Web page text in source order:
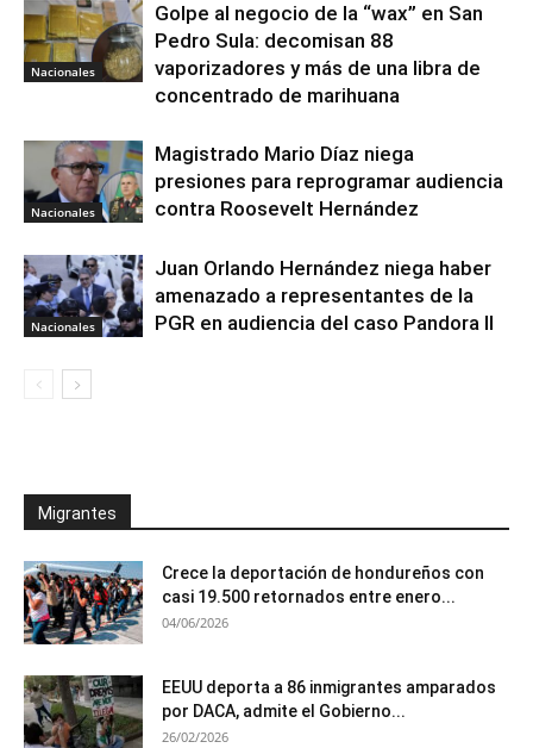
Nacionales
Golpe al negocio de la “wax” en San
Pedro Sula: decomisan 88
vaporizadores y más de una libra de
concentrado de marihuana
Nacionales
Magistrado Mario Díaz niega
presiones para reprogramar audiencia
contra Roosevelt Hernández
Nacionales
Juan Orlando Hernández niega haber
amenazado a representantes de la
PGR en audiencia del caso Pandora II
Migrantes
Crece la deportación de hondureños con
casi 19.500 retornados entre enero...
04/06/2026
EEUU deporta a 86 inmigrantes amparados
por DACA, admite el Gobierno...
26/02/2026